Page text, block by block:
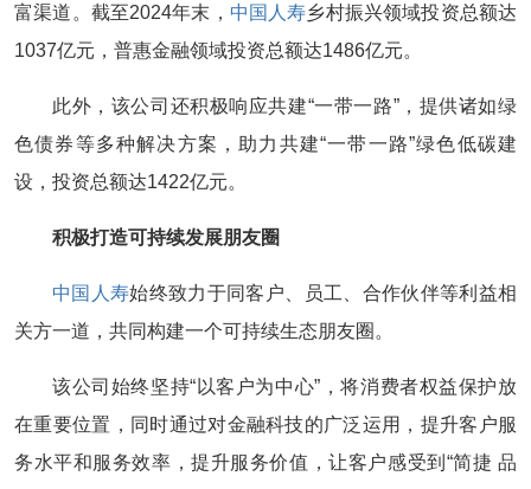
富渠道。截至2024年末， 中国人寿乡村振兴领域投资总额达
1037亿元，普惠金融领域投资总额达1486亿元。
此外，该公司还积极响应共建“一带一路”，提供诸如绿
色债券等多种解决方案，助力共建“一带一路”绿色低碳建
设，投资总额达1422亿元。
积极打造可持续发展朋友圈
中国人寿始终致力于同客户、员工、合作伙伴等利益相
关方一道，共同构建一个可持续生态朋友圈。
该公司始终坚持“以客户为中心”，将消费者权益保护放
在重要位置，同时通过对金融科技的广泛运用，提升客户服
务水平和服务效率，提升服务价值，让客户感受到“简捷 品